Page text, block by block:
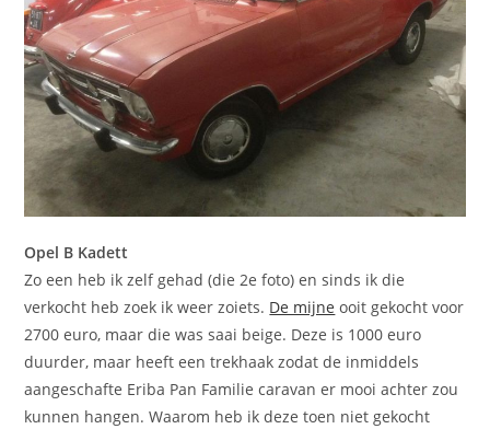
Opel B Kadett
Zo een heb ik zelf gehad (die 2e foto) en sinds ik die
verkocht heb zoek ik weer zoiets. De mijne ooit gekocht voor
2700 euro, maar die was saai beige. Deze is 1000 euro
duurder, maar heeft een trekhaak zodat de inmiddels
aangeschafte Eriba Pan Familie caravan er mooi achter zou
kunnen hangen. Waarom heb ik deze toen niet gekocht